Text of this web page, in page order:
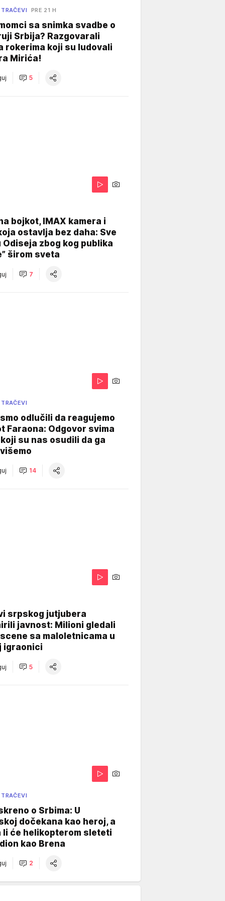
PRE 21 H
sa snimka svadbe o
Srbija? Razgovarali
rokerima koji su ludovali
Mirića!
5
bojkot, IMAX kamera i
ostavlja bez daha: Sve
Odiseja zbog kog publika
širom sveta
7
odlučili da reagujemo
Faraona: Odgovor svima
su nas osudili da ga
14
srpskog jutjubera
javnost: Milioni gledali
sa maloletnicama u
igraonici
5
o Srbima: U
dočekana kao heroj, a
li će helikopterom sleteti
kao Brena
2